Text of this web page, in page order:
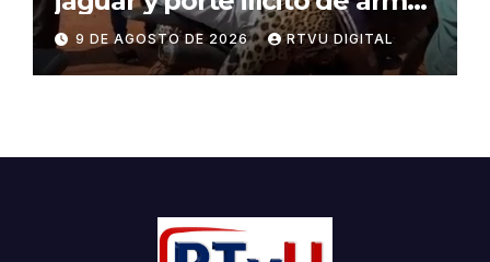
en Beni
9 DE AGOSTO DE 2026 RTVU DIGITAL